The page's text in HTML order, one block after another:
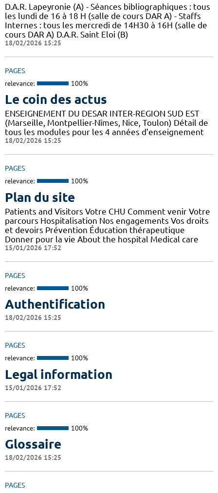
D.A.R. Lapeyronie (A) - Séances bibliographiques : tous
les lundi de 16 à 18 H (salle de cours DAR A) - Staffs
Internes : tous les mercredi de 14H30 à 16H (salle de
cours DAR A) D.A.R. Saint Eloi (B)
18/02/2026 15:25
PAGES
relevance: 100%
Le coin des actus
ENSEIGNEMENT DU DESAR INTER-REGION SUD EST
(Marseille, Montpellier-Nîmes, Nice, Toulon) Détail de
tous les modules pour les 4 années d’enseignement
18/02/2026 15:25
PAGES
relevance: 100%
Plan du site
Patients and Visitors Votre CHU Comment venir Votre
parcours Hospitalisation Nos engagements Vos droits
et devoirs Prévention Éducation thérapeutique
Donner pour la vie About the hospital Medical care
15/01/2026 17:52
PAGES
relevance: 100%
Authentification
18/02/2026 15:25
PAGES
relevance: 100%
Legal information
15/01/2026 17:52
PAGES
relevance: 100%
Glossaire
18/02/2026 15:25
PAGES